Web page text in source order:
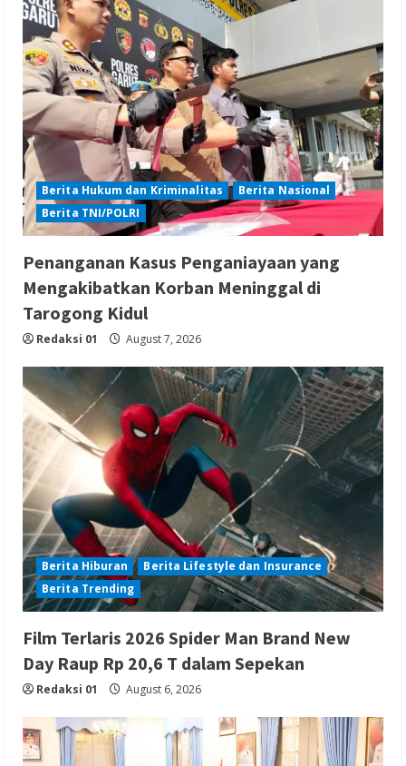
Berita Hukum dan Kriminalitas
Berita Nasional
Berita TNI/POLRI
Penanganan Kasus Penganiayaan yang
Mengakibatkan Korban Meninggal di
Tarogong Kidul
Redaksi 01 August 7, 2026
Berita Hiburan
Berita Lifestyle dan Insurance
Berita Trending
Film Terlaris 2026 Spider Man Brand New
Day Raup Rp 20,6 T dalam Sepekan
Redaksi 01 August 6, 2026